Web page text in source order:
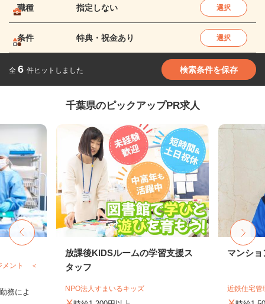
職種 指定しない 選択
条件 特典・祝金あり 選択
全 6 件ヒットしました 検索条件を保存
千葉県のピックアップPR求人
メント ＜
務によ
放課後KIDSルームの学習支援ス
タッフ
NPO法人すまいるキッズ
マンシ
近鉄住宅